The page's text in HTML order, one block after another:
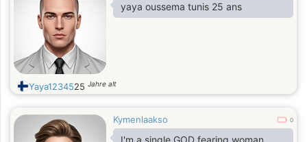
yaya oussema tunis 25 ans
Yaya1234525 Jahre alt
Kymenlaakso 0
I'm a single GOD fearing woman